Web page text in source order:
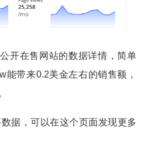
开在售网站的数据详情，简单
能带来0.2美金左右的销售额，
据，可以在这个页面发现更多